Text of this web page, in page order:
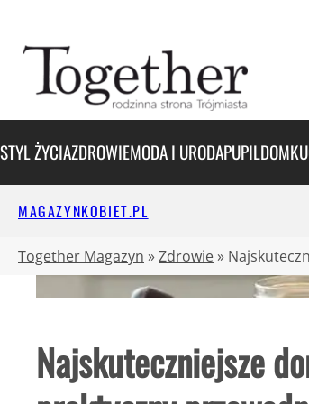
treści
STYL ŻYCIAZDROWIEMODA I URODAPUPILDOM
MAGAZYNKOBIET.PL
Together Magazyn »Zdrowie»
Najskuteczniejsze